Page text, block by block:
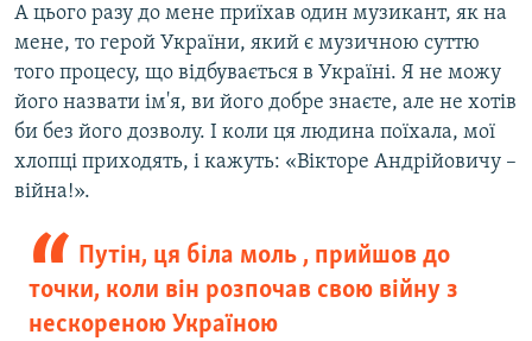
А цього разу до мене приїхав один музикант, як на
мене, то герой України, який є музичною суттю
того процесу, що відбувається в Україні. Я не можу
його назвати ім'я, ви його добре знаєте, але не хотів
би без його дозволу. І коли ця людина поїхала, мої
хлопці приходять, і кажуть: «Вікторе Андрійовичу –
війна!».
Путін, ця біла моль , прийшов до
точки, коли він розпочав свою війну з
нескореною Україною